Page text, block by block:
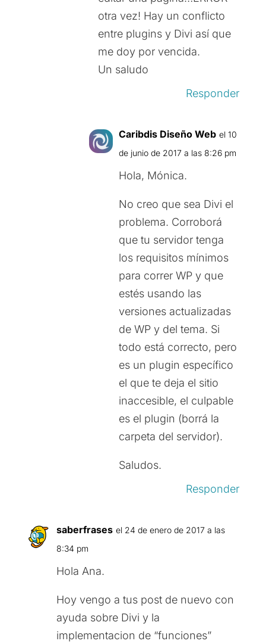
otra vez! Hay un conflicto
entre plugins y Divi así que
me doy por vencida.
Un saludo
Responder
Caribdis Diseño Web el 10
de junio de 2017 a las 8:26 pm
Hola, Mónica.
No creo que sea Divi el
problema. Corroborá
que tu servidor tenga
los requisitos mínimos
para correr WP y que
estés usando las
versiones actualizadas
de WP y del tema. Si
todo está correcto, pero
es un plugin específico
el que te deja el sitio
inaccesible, el culpable
es el plugin (borrá la
carpeta del servidor).
Saludos.
Responder
saberfrases el 24 de enero de 2017 a las
8:34 pm
Hola Ana.
Hoy vengo a tus post de nuevo con
ayuda sobre Divi y la
implementacion de “funciones”